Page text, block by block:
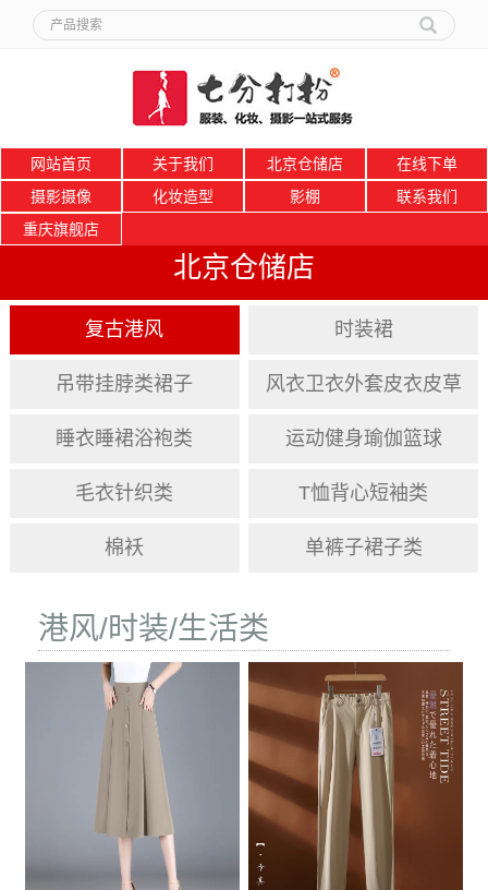
网站首页 关于我们 北京仓储店
在线下单
摄影摄像
化妆造型 影棚
联系我们
重庆旗舰店
北京仓储店
复古港风 时装裙
吊带挂脖类裙子 风衣卫衣外套皮衣皮草
睡衣睡裙浴袍类 运动健身瑜伽篮球
毛衣针织类 T恤背心短袖类
棉袄 单裤子裙子类
港风/时装/生活类